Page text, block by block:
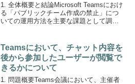
1. 全体概要と結論Microsoft Teamsにおけ
る「パブリックチーム作成の禁止」につ
いての運用方法を主要な課題として調査
ライベートチームのみ作成可能にする設
定に...
Teamsにおいて、チャット内容を
後から参加したユーザーが閲覧で
きるかについて
1. 問題概要Teams会議において、主催者